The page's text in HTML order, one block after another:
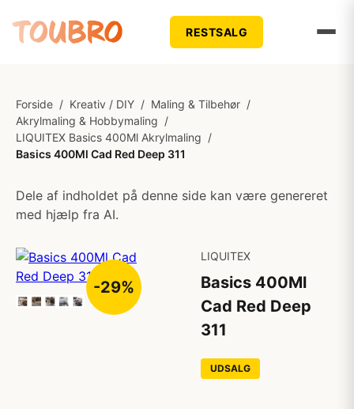
RESTSALG
Forside / Kreativ / DIY / Maling & Tilbehør /
Akrylmaling & Hobbymaling /
LIQUITEX Basics 400Ml Akrylmaling /
Basics 400Ml Cad Red Deep 311
Dele af indholdet på denne side kan være genereret
med hjælp fra AI.
-29%
LIQUITEX
Basics 400Ml
Cad Red Deep
311
UDSALG